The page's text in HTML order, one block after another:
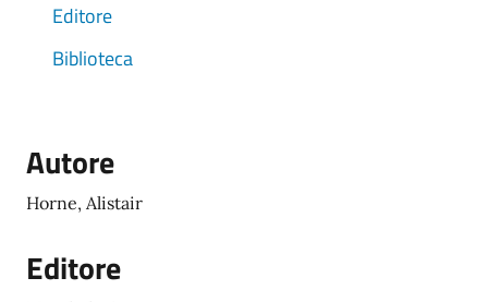
Editore
Biblioteca
Autore
Horne, Alistair
Editore